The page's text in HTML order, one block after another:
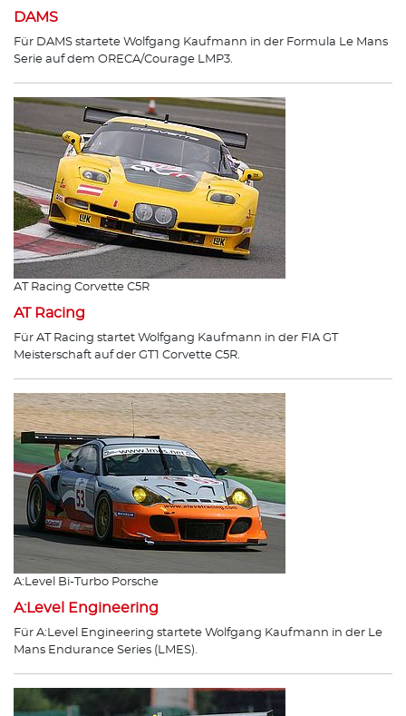
DAMS
Für DAMS startete Wolfgang Kaufmann in der Formula Le Mans
Serie auf dem ORECA/Courage LMP3.
AT Racing Corvette C5R
AT Racing
Für AT Racing startet Wolfgang Kaufmann in der FIA GT
Meisterschaft auf der GT1 Corvette C5R.
A:Level Bi-Turbo Porsche
A:Level Engineering
Für A:Level Engineering startete Wolfgang Kaufmann in der Le
Mans Endurance Series (LMES).